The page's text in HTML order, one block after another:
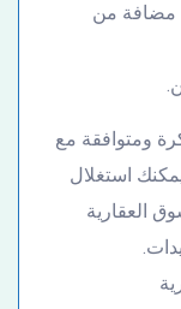
مضافة من
ومتوافقة مع
استغلال
العقارية